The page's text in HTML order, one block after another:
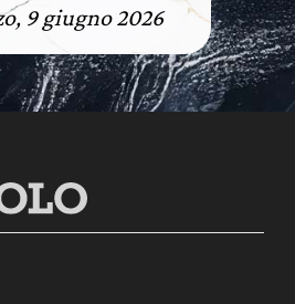
9 giugno 2026